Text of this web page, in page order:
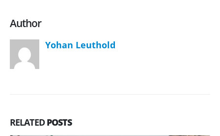
Author
Yohan Leuthold
RELATEDPOSTS